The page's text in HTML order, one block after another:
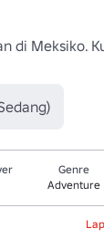
di Meksiko.
Genre
Adventure